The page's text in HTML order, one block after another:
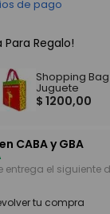
de pago
Para Regalo!
Shopping
Juguete
$ 1200,00
en CABA y GBA
entrega el siguiente
tu compra